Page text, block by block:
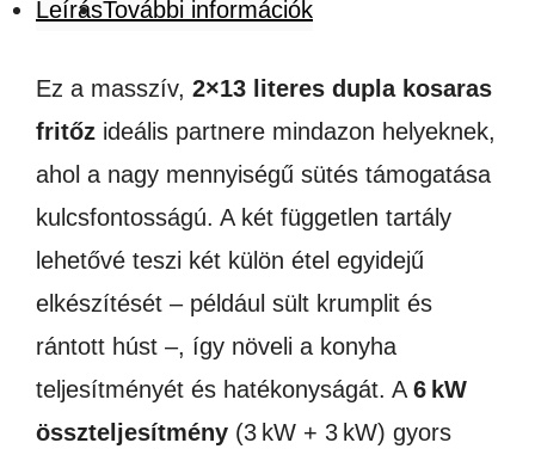
kosaras
6000W
2*13L
mennyiség
LeírásTovábbi információk
Ez a masszív, 2×13 literes dupla kosaras
fritőz ideális partnere mindazon helyeknek,
ahol a nagy mennyiségű sütés támogatása
kulcsfontosságú. A két független tartály
lehetővé teszi két külön étel egyidejű
elkészítését – például sült krumplit és
rántott húst –, így növeli a konyha
teljesítményét és hatékonyságát. A 6 kW
összteljesítmény (3 kW + 3 kW) gyors